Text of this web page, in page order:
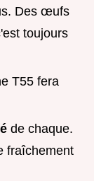
Des œufs
toujours
T55 fera
de chaque.
fraîchement